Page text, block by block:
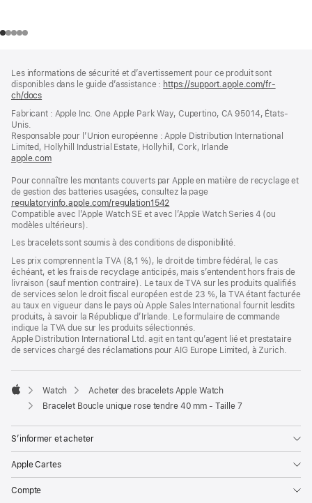
de
page
de
bas
page
Les informations de sécurité et d’avertissement pour ce produit sont
disponibles dans le guide d’assistance : https://support.apple.com/fr-
ch/docs
une
fenêtre)
Fabricant : Apple Inc. One Apple Park Way, Cupertino, CA 95014, États-
Unis.
Responsable pour l’Union européenne : Apple Distribution International
Limited, Hollyhill Industrial Estate, Hollyhill, Cork, Irlande
apple.com(s’ouvre
une
nouvelle
fenêtre)
Pour connaître les montants couverts par Apple en matière de recyclage et
de gestion des batteries usagées, consultez la page
regulatoryinfo.apple.com/regulation1542
dans
nouvelle
fenêtre)
Compatible avec l’Apple Watch SE et avec l’Apple Watch Series 4 (ou
modèles ultérieurs).
Les bracelets sont soumis à des conditions de disponibilité.
Les prix comprennent la TVA (8,1 %), le droit de timbre fédéral, le cas
échéant, et les frais de recyclage anticipés, mais s’entendent hors frais de
livraison (sauf mention contraire). Le taux de TVA sur les produits qualifiés
de services selon le droit fiscal européen est de 23 %, la TVA étant facturée
au taux en vigueur dans le pays où Apple Sales International fournit lesdits
produits, à savoir la République d’Irlande. Le formulaire de commande
indique la TVA due sur les produits sélectionnés.
Apple Distribution International Ltd. agit en tant qu’agent lié et prestataire
de services chargé des réclamations pour AIG Europe Limited, à Zurich.
Apple
Watch
Acheter des bracelets Apple Watch
Bracelet Boucle unique rose tendre 40 mm - Taille 7
S’informer et acheter
Apple Cartes
Compte